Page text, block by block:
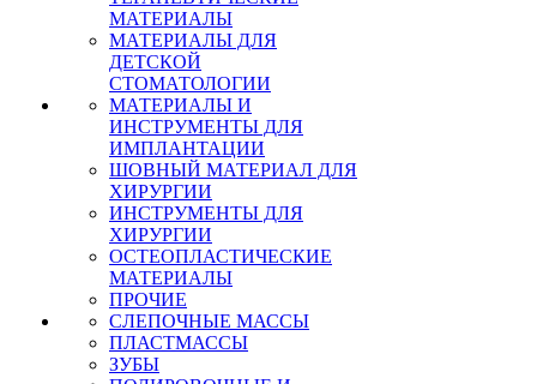
МАТЕРИАЛЫ
МАТЕРИАЛЫ ДЛЯ
ДЕТСКОЙ
СТОМАТОЛОГИИ
МАТЕРИАЛЫ И
ИНСТРУМЕНТЫ ДЛЯ
ИМПЛАНТАЦИИ
ШОВНЫЙ МАТЕРИАЛ ДЛЯ
ХИРУРГИИ
ИНСТРУМЕНТЫ ДЛЯ
ХИРУРГИИ
ОСТЕОПЛАСТИЧЕСКИЕ
МАТЕРИАЛЫ
ПРОЧИЕ
СЛЕПОЧНЫЕ МАССЫ
ПЛАСТМАССЫ
ЗУБЫ